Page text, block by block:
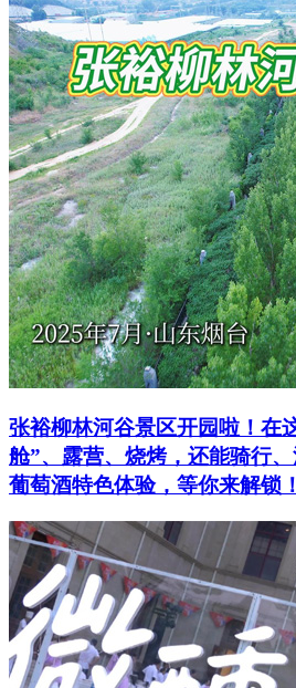
张裕柳林河谷景区开园啦！在
舱”、露营、烧烤，还能骑行
葡萄酒特色体验，等你来解锁！